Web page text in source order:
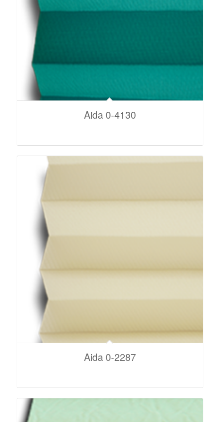
Aida 0-4130
Aida 0-2287